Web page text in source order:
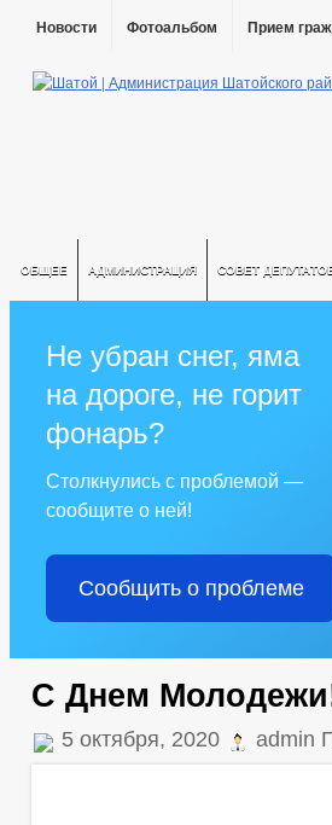
Новости Фотоальбом Прием
ОБЩЕЕ АДМИНИСТРАЦИЯ СОВЕТ
Не убран снег, яма
на дороге, не горит
фонарь?
Столкнулись с проблемой —
сообщите о ней!
Сообщить о проблеме
С Днем
5 октября, 2020 admin